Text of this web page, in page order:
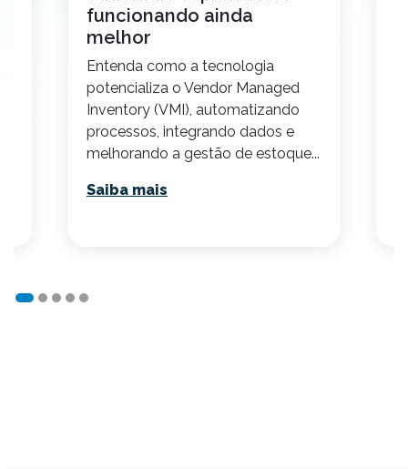
funcionando ainda
melhor
Entenda como a tecnologia
potencializa o Vendor Managed
Inventory (VMI), automatizando
processos, integrando dados e
melhorando a gestão de estoque...
Saiba mais